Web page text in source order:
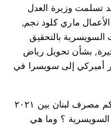
تسلمت وزيرة العدل
ماري كلود نجم⸲
بالتحقيق
بشأن تحويل رياض
مليون دولار أميركي إلى سويسرا في
۲۰۲۱ و يبقى السؤال أين يقف حاكم مصرف لبنان بين
السويسرية ؟ وما هي